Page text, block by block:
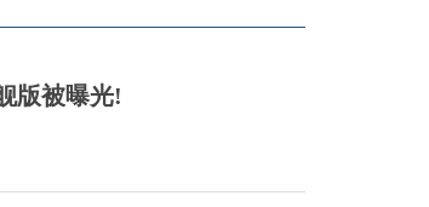
版被曝光!